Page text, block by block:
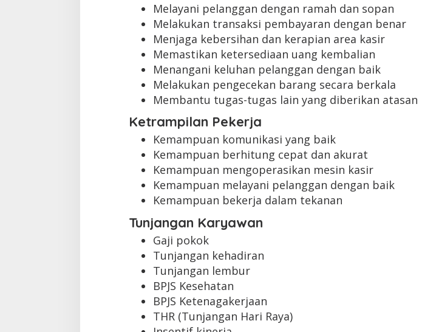
Melayani pelanggan dengan ramah dan sopan
Melakukan transaksi pembayaran dengan benar
Menjaga kebersihan dan kerapian area kasir
Memastikan ketersediaan uang kembalian
Menangani keluhan pelanggan dengan baik
Melakukan pengecekan barang secara berkala
Membantu tugas-tugas lain yang diberikan atasan
Ketrampilan Pekerja
Kemampuan komunikasi yang baik
Kemampuan berhitung cepat dan akurat
Kemampuan mengoperasikan mesin kasir
Kemampuan melayani pelanggan dengan baik
Kemampuan bekerja dalam tekanan
Tunjangan Karyawan
Gaji pokok
Tunjangan kehadiran
Tunjangan lembur
BPJS Kesehatan
BPJS Ketenagakerjaan
THR (Tunjangan Hari Raya)